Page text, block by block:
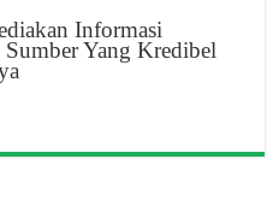
Informasi
Sumber Yang Kredibel